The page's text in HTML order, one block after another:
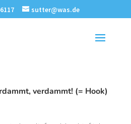
sutter@was.de
verdammt! (= Hook)